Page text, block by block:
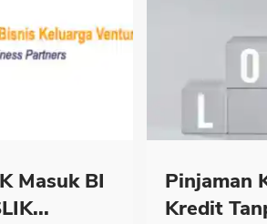
Masuk BI
Pinjaman
Kredit